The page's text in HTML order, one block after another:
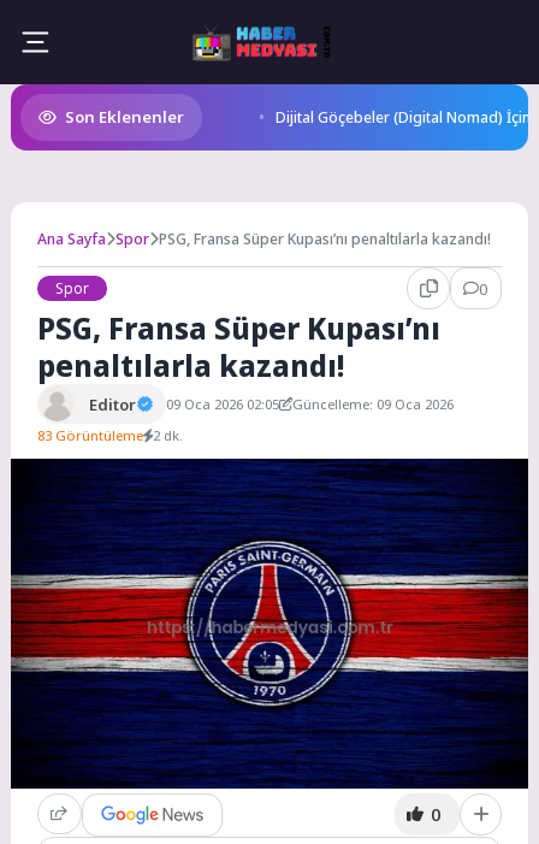
content
Son Eklenenler Dijital Göçebeler (Digital Nomad) İçin
Ana Sayfa Spor PSG, Fransa Süper Kupası’nı penaltılarla kazandı!
Spor 0
PSG, Fransa Süper Kupası’nı
penaltılarla kazandı!
Editor 09 Oca 2026 02:05
Güncelleme: 09 Oca 2026
83 Görüntüleme 2 dk.
0